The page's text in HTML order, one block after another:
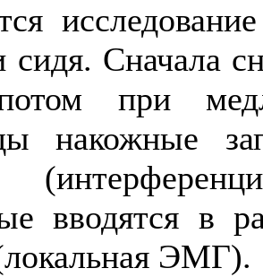
сидя. Сначала
при
накожные
вводятся в
ЭМГ).